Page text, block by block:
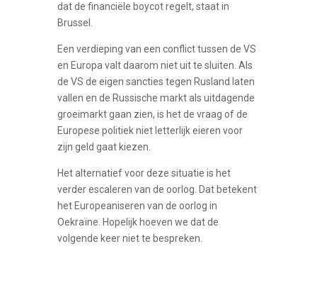
dat de financiële boycot regelt, staat in
Brussel.
Een verdieping van een conflict tussen de VS
en Europa valt daarom niet uit te sluiten. Als
de VS de eigen sancties tegen Rusland laten
vallen en de Russische markt als uitdagende
groeimarkt gaan zien, is het de vraag of de
Europese politiek niet letterlijk eieren voor
zijn geld gaat kiezen.
Het alternatief voor deze situatie is het
verder escaleren van de oorlog. Dat betekent
het Europeaniseren van de oorlog in
Oekraïne. Hopelijk hoeven we dat de
volgende keer niet te bespreken.